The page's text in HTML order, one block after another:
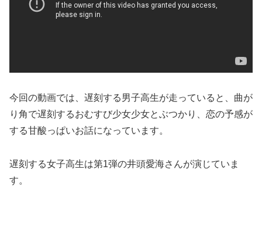
今回の動画では、遅刻する男子高生が走っていると、曲が
り角で遅刻するおむすび少女少女とぶつかり、恋の予感が
する甘酸っぱいお話になっています。
遅刻する女子高生は第1弾の井頭愛海さんが演じていま
す。